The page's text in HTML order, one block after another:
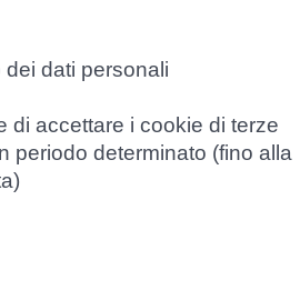
dati personali
di accettare i cookie di terze
periodo determinato (fino alla